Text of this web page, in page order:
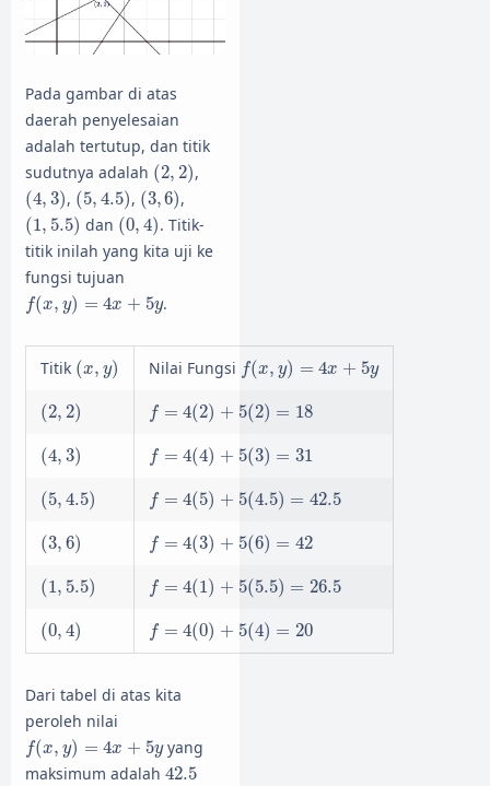
Pada gambar di atas
daerah penyelesaian
adalah tertutup, dan titik
sudutnya adalah (2, 2)
(2 2) ,
(4, 3)
(4 3) , (5, 4.5)
(5 4.5), (3,6)
(3,6),
(1, 5.5)
(1, 5.5) dan (0, 4)
(0, 4) . Titik-
titik inilah yang kita uji ke
fungsi tujuan
f(x, y) = 4x + 5y
f(x,y )= x +5 .
Titik (x, y)
(x, y) Nilai Fungsi f(x, y) = 4x + 5y
f(x, )= +5
(2, 2)
(2 2) f = 4(2) + 5(2) = 18
f= 2)+5 2 )=18
(4, 3)
(4 3) f = 4(4) + 5(3) = 31
f= 4)+5 3 )=31
(5, 4.5)
(5 4.5) f = 4(5) + 5(4.5) = 42.5
f= 5)+5 4.5)= 42.5
(3, 6)
(3 6) f = 4(3) + 5(6) = 42
f= 3)+5 6 )=42
(1, 5.5)
(1 5.5) f = 4(1) + 5(5.5) = 26.5
f= 1)+5 5.5)= 26.5
(0, 4)
(0 4) f = 4(0) + 5(4) = 20
f= 0)+5 4 )=20
Dari tabel di atas kita
peroleh nilai
f(x, y) = 4x + 5y
f(x, )= +5
yang
maksimum adalah 42.5
42.5